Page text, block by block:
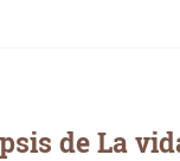
de La